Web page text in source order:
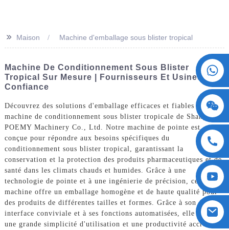
+86 15730993174
>> Maison Machine d'emballage sous blister tropical
Machine De Conditionnement Sous Blister
Tropical Sur Mesure | Fournisseurs Et Usines De
Confiance
Découvrez des solutions d'emballage efficaces et fiables avec la
machine de conditionnement sous blister tropicale de ShangHai
POEMY Machinery Co., Ltd. Notre machine de pointe est
conçue pour répondre aux besoins spécifiques du
conditionnement sous blister tropical, garantissant la
conservation et la protection des produits pharmaceutiques et de
santé dans les climats chauds et humides. Grâce à une
technologie de pointe et à une ingénierie de précision, cette
machine offre un emballage homogène et de haute qualité pour
des produits de différentes tailles et formes. Grâce à son
interface conviviale et à ses fonctions automatisées, elle offre
une grande simplicité d'utilisation et une productivité accrue.